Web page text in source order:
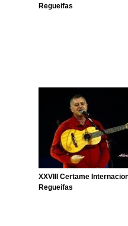
Regueifas
XXVIII Certame
Regueifas